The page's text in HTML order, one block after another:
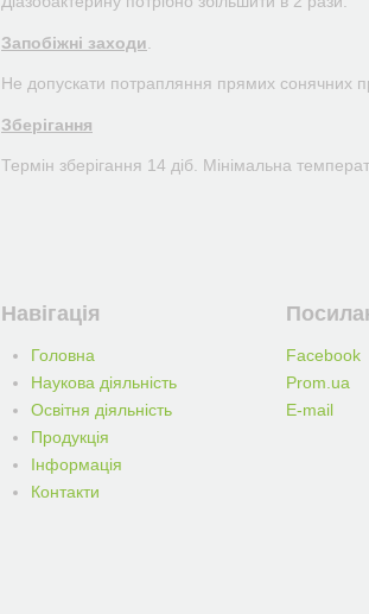
Запобіжні заходи
Не допускати потрапляння прямих сонячних
Зберігання
Термін зберігання 14 діб. Мінімальна
Навігація
Головна
Наукова діяльність
Освітня діяльність
Продукція
Iнформацiя
Контакти
Facebook
Prom.ua
E-mail